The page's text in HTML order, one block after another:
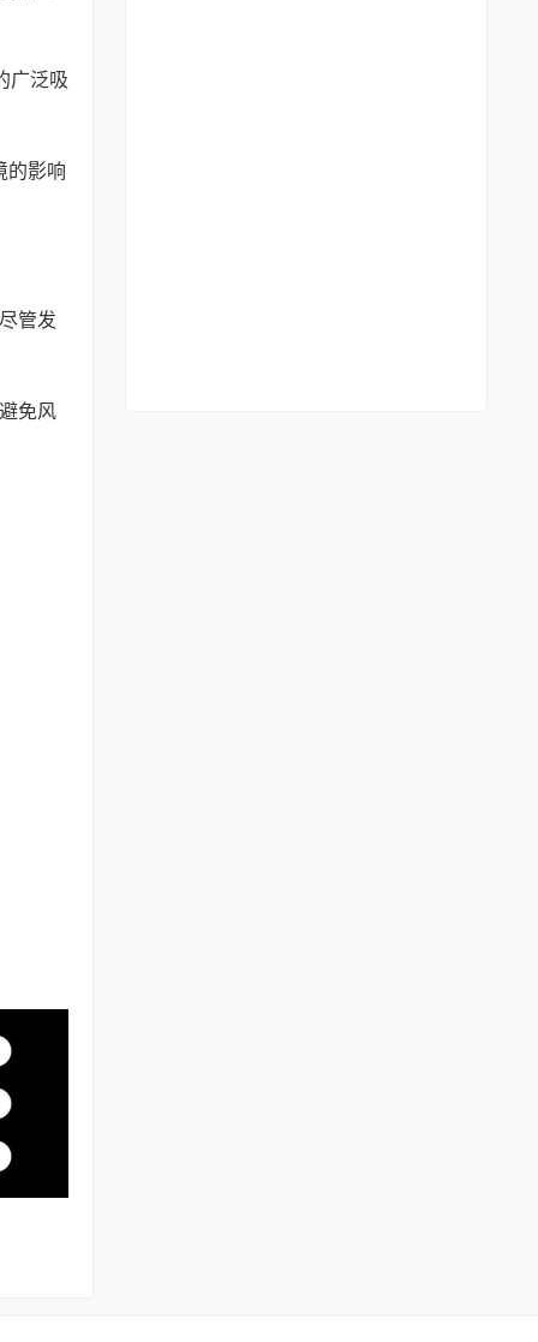
广泛吸
的影响
管发
免风